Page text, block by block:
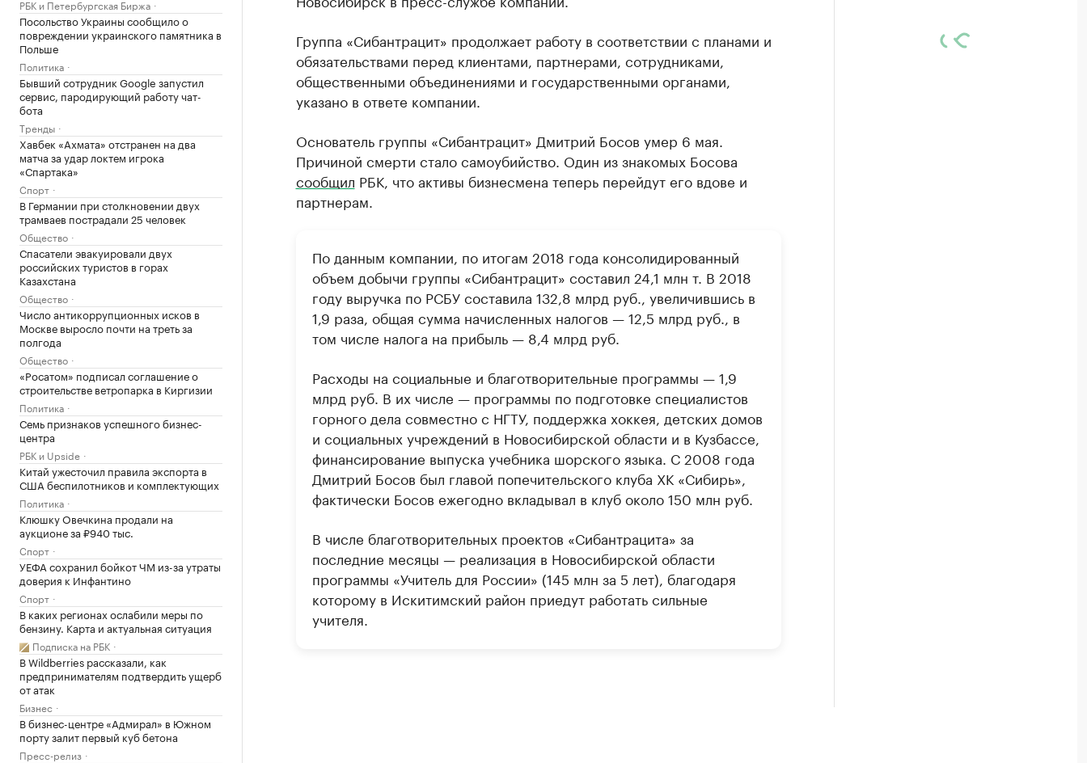
РБК и Петербургская Биржа
Посольство Украины сообщило о
повреждении украинского памятника в
Польше
Политика
Бывший сотрудник Google запустил
сервис, пародирующий работу чат-
бота
Тренды
Хавбек «Ахмата» отстранен на два
матча за удар локтем игрока
«Спартака»
Спорт
В Германии при столкновении двух
трамваев пострадали 25 человек
Общество
Спасатели эвакуировали двух
российских туристов в горах
Казахстана
Общество
Число антикоррупционных исков в
Москве выросло почти на треть за
полгода
Общество
«Росатом» подписал соглашение о
строительстве ветропарка в Киргизии
Политика
Семь признаков успешного бизнес-
центра
РБК и Upside
Китай ужесточил правила экспорта в
США беспилотников и комплектующих
Политика
Клюшку Овечкина продали на
аукционе за ₽940 тыс.
Спорт
УЕФА сохранил бойкот ЧМ из-за утраты
доверия к Инфантино
Спорт
В каких регионах ослабили меры по
бензину. Карта и актуальная ситуация
Подписка на РБК
В Wildberries рассказали, как
предпринимателям подтвердить ущерб
от атак
Бизнес
В бизнес-центре «Адмирал» в Южном
порту залит первый куб бетона
Пресс-релиз
Группа «Сибантрацит» продолжает работу в соответствии с планами и
обязательствами перед клиентами, партнерами, сотрудниками,
общественными объединениями и государственными органами,
указано в ответе компании.
Основатель группы «Сибантрацит» Дмитрий Босов умер 6 мая.
Причиной смерти стало самоубийство. Один из знакомых Босова
сообщил РБК, что активы бизнесмена теперь перейдут его вдове и
партнерам.
По данным компании, по итогам 2018 года консолидированный
объем добычи группы «Сибантрацит» составил 24,1 млн т. В 2018
году выручка по РСБУ составила 132,8 млрд руб., увеличившись в
1,9 раза, общая сумма начисленных налогов — 12,5 млрд руб., в
том числе налога на прибыль — 8,4 млрд руб.
Расходы на социальные и благотворительные программы — 1,9
млрд руб. В их числе — программы по подготовке специалистов
горного дела совместно с НГТУ, поддержка хоккея, детских домов
и социальных учреждений в Новосибирской области и в Кузбассе,
финансирование выпуска учебника шорского языка. С 2008 года
Дмитрий Босов был главой попечительского клуба ХК «Сибирь»,
фактически Босов ежегодно вкладывал в клуб около 150 млн руб.
В числе благотворительных проектов «Сибантрацита» за
последние месяцы — реализация в Новосибирской области
программы «Учитель для России» (145 млн за 5 лет), благодаря
которому в Искитимский район приедут работать сильные
учителя.